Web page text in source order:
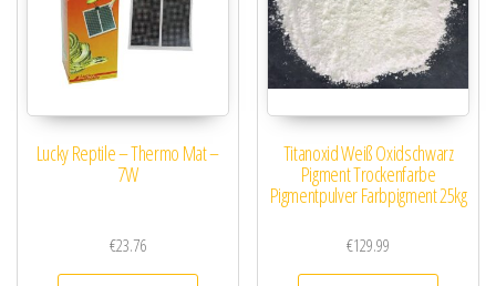
Lucky Reptile – Thermo Mat –
7W
€23.76
Titanoxid Weiß Oxidschwarz
Pigment Trockenfarbe
Pigmentpulver Farbpigment 25kg
€129.99